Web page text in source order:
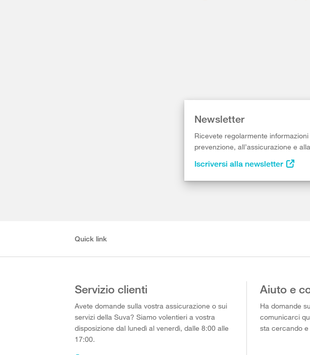
Newsletter
Ricevete regolarmente
prevenzione, all’assicurazione e
Iscriversi alla newsletter
Quick link
Servizio clienti
Avete domande sulla vostra assicurazione o sui
servizi della Suva? Siamo volentieri a vostra
disposizione dal lunedì al venerdì, dalle 8:00 alle
17:00.
Aiuto e
Ha domande
comunicarci
sta cercando